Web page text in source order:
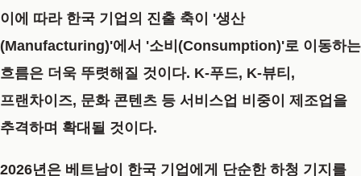
이에 따라 한국 기업의 진출 축이 '생산
(Manufacturing)'에서 '소비(Consumption)'로 이동하는
흐름은 더욱 뚜렷해질 것이다. K-푸드, K-뷰티,
프랜차이즈, 문화 콘텐츠 등 서비스업 비중이 제조업을
추격하며 확대될 것이다.
2026년은 베트남이 한국 기업에게 단순한 하청 기지를